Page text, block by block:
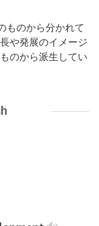
ものから分かれて
や発展のイメージ
のから派生してい